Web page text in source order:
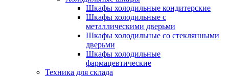
Шкафы холодильные кондитерские
Шкафы холодильные с
металлическими дверьми
Шкафы холодильные со стеклянными
дверьми
Шкафы холодильные
фармацевтические
Техника для склада